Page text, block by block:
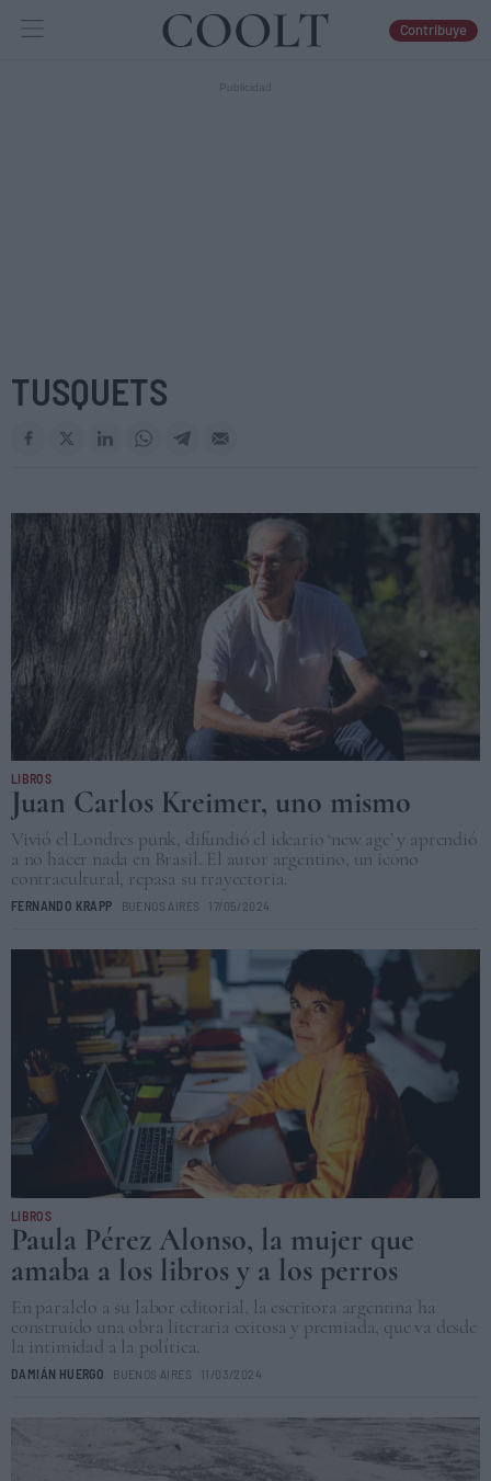
IDEAS
Contribuye
TUSQUETS
LIBROS
Juan Carlos Kreimer, uno mismo
Vivió el Londres punk, difundió el ideario ‘new age’ y aprendió
a no hacer nada en Brasil. El autor argentino, un icono
contracultural, repasa su trayectoria.
FERNANDO KRAPP BUENOS AIRES 17/05/2024
LIBROS
Paula Pérez Alonso, la mujer que
amaba a los libros y a los perros
En paralelo a su labor editorial, la escritora argentina ha
construido una obra literaria exitosa y premiada, que va desde
la intimidad a la política.
DAMIÁN HUERGO BUENOS AIRES 11/03/2024